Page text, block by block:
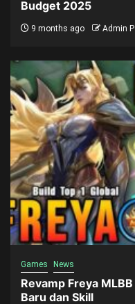
Budget 2025
9 months ago Admin
Games News
Revamp Freya
Baru dan Skill